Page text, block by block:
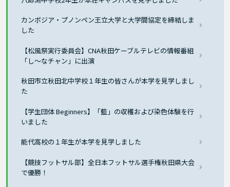
カンボジア・プノンペン王立大学と大学間協定を締結しま
した
【松風祭実行委員会】CNA秋田ケーブルテレビの情報番組
「し～なチャン」に出演
秋田市立秋田北中学校１年生の皆さんが本学を見学しまし
た
【学生団体 Beginners】「藍」の収穫および染色体験を行
いました
能代高校の１年生が本学を見学しました
【競技フットサル部】全日本フットサル選手権秋田県大会
で優勝！